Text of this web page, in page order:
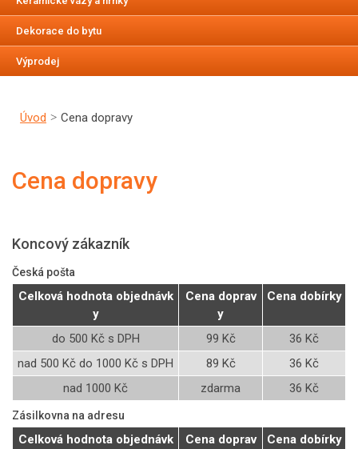
Dekorace do bytu
Výprodej
Úvod Cena dopravy
Cena dopravy
Koncový zákazník
Česká pošta
Celková hodnota objednávk
y
Cena doprav
y
Cena dobírky
do 500 Kč s DPH 99 Kč
36 Kč
nad 500 Kč do 1000 Kč s DPH
89 Kč
36 Kč
nad 1000 Kč
zdarma 36 Kč
Zásilkovna na adresu
Celková hodnota objednávk
Cena doprav
Cena dobírky